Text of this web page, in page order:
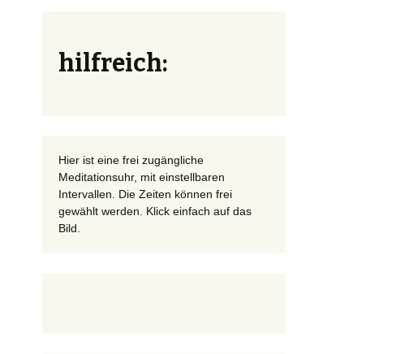
hilfreich:
Hier ist eine frei zugängliche
Meditationsuhr, mit einstellbaren
Intervallen. Die Zeiten können frei
gewählt werden. Klick einfach auf das
Bild.